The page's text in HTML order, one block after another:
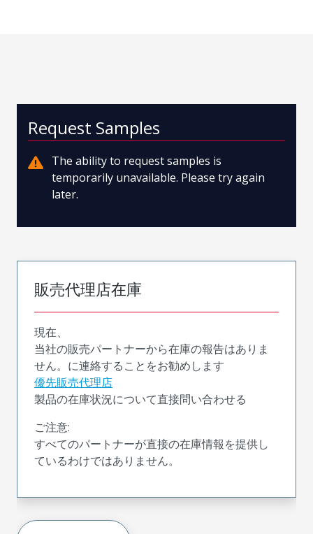
Request Samples
The ability to request samples is
temporarily unavailable. Please try again
later.
販売代理店在庫
現在、
当社の販売パートナーから在庫の報告はありま
せん。に連絡することをお勧めします
優先販売代理店
製品の在庫状況について直接問い合わせる
ご注意:
すべてのパートナーが直接の在庫情報を提供し
ているわけではありません。